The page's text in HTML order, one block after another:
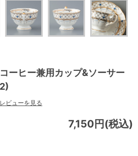
ーヒー兼用カップ&ソーサー
レビューを見る
7,150円(税込)